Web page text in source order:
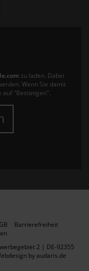
zu laden. Dabei
Wenn Sie damit
auf "Bestätigen".
Barrierefreiheit
2 | DE-92355
by audaris.de